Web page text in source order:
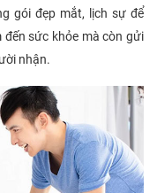
gói đẹp mắt, lịch sự để
sức khỏe mà còn gửi
nhận.